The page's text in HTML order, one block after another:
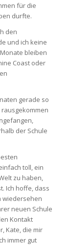
für die
durfte.
den
und ich keine
bleiben
Coast oder
gerade so
der Schule
toll, ein
zu haben,
Ich hoffe, dass
wiedersehen
neuen Schule
Kontakt
Kate, die mir
immer gut